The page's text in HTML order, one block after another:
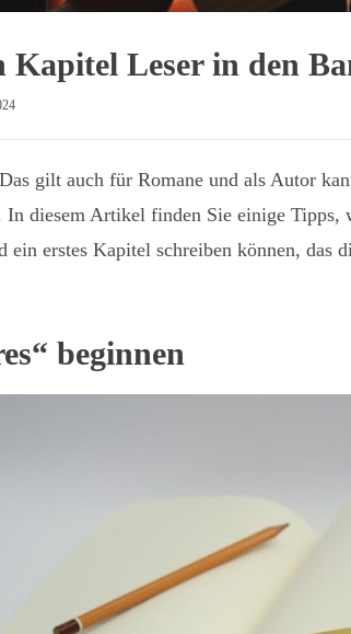
Kapitel Leser in den
gilt auch für Romane und als Autor
In diesem Artikel finden Sie einige Tipps,
ein erstes Kapitel schreiben können, das
beginnen